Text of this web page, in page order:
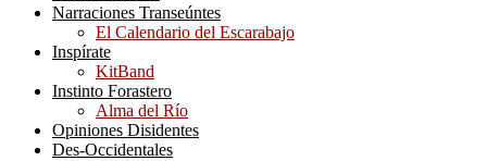
Narraciones Transeúntes
El Calendario del Escarabajo
Inspírate
KitBand
Instinto Forastero
Alma del Río
Opiniones Disidentes
Des-Occidentales